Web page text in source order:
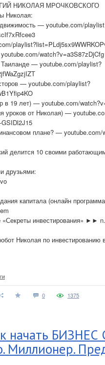
НИКОЛАЯ МРОЧКОВСКОГО
Николая:
— youtube.com/
watch?v=a3S87zDjCfg
— youtube.com/playlist?
— youtube.com/playlist?
в 19 лет) — youtube.com/
уроков от Николая) —
плане? — youtube.com/
делится 10 своими
друзьями:
капитала (онлайн
инвестирования» ►►
Николая по инвестированию
0 1375
начать БИЗНЕС
Миллионер.